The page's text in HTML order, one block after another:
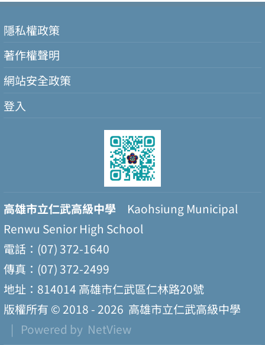
隱私權政策
著作權聲明
網站安全政策
登入
高雄市立仁武高級中學 Kaohsiung Municipal
Renwu Senior High School
電話：(07) 372-1640
傳真：(07) 372-2499
地址：814014 高雄市仁武區仁林路20號
版權所有 © 2018 - 2026 高雄市立仁武高級中學
| Powered by NetView